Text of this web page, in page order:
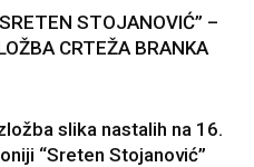
STOJANOVIĆ” –
CRTEŽA BRANKA
slika nastalih na 16.
“Sreten Stojanović”